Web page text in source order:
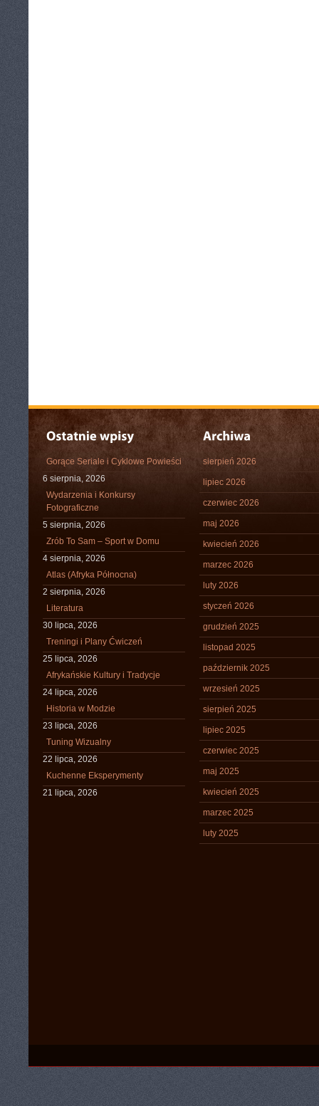
Gorące Seriale i Cyklowe Powieści
6 sierpnia, 2026
Wydarzenia i Konkursy
Fotograficzne
5 sierpnia, 2026
Zrób To Sam – Sport w Domu
4 sierpnia, 2026
Atlas (Afryka Północna)
2 sierpnia, 2026
Literatura
30 lipca, 2026
Treningi i Plany Ćwiczeń
25 lipca, 2026
Afrykańskie Kultury i Tradycje
24 lipca, 2026
Historia w Modzie
23 lipca, 2026
Tuning Wizualny
22 lipca, 2026
Kuchenne Eksperymenty
21 lipca, 2026
sierpień 2026
lipiec 2026
czerwiec 2026
maj 2026
kwiecień 2026
marzec 2026
luty 2026
styczeń 2026
grudzień 2025
listopad 2025
październik 2025
wrzesień 2025
sierpień 2025
lipiec 2025
czerwiec 2025
maj 2025
kwiecień 2025
marzec 2025
luty 2025